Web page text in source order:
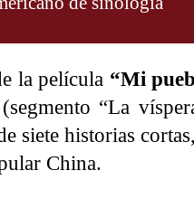
la película “Mi
“La
siete historias
China.